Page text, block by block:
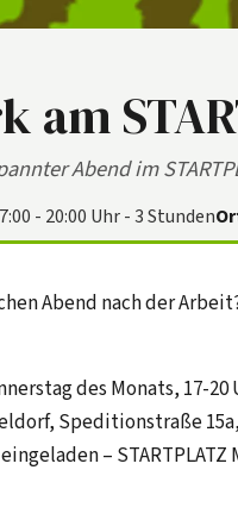
am
Abend im
- 20:00 Uhr - 3 Stunden
Abend nach der
des Monats, 17-20
Speditionstraße
–